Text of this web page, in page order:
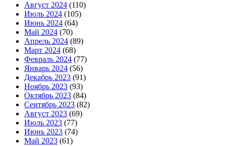
Август 2024 (110)
Июль 2024 (105)
Июнь 2024 (64)
Май 2024 (70)
Апрель 2024 (89)
Март 2024 (68)
Февраль 2024 (77)
Январь 2024 (56)
Декабрь 2023 (91)
Ноябрь 2023 (93)
Октябрь 2023 (84)
Сентябрь 2023 (82)
Август 2023 (69)
Июль 2023 (77)
Июнь 2023 (74)
Май 2023 (61)